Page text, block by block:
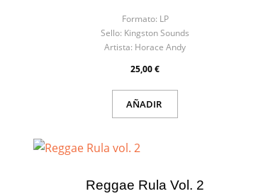
Formato: LP
Sello: Kingston Sounds
Artista: Horace Andy
25,00 €
AÑADIR
Reggae Rula Vol. 2